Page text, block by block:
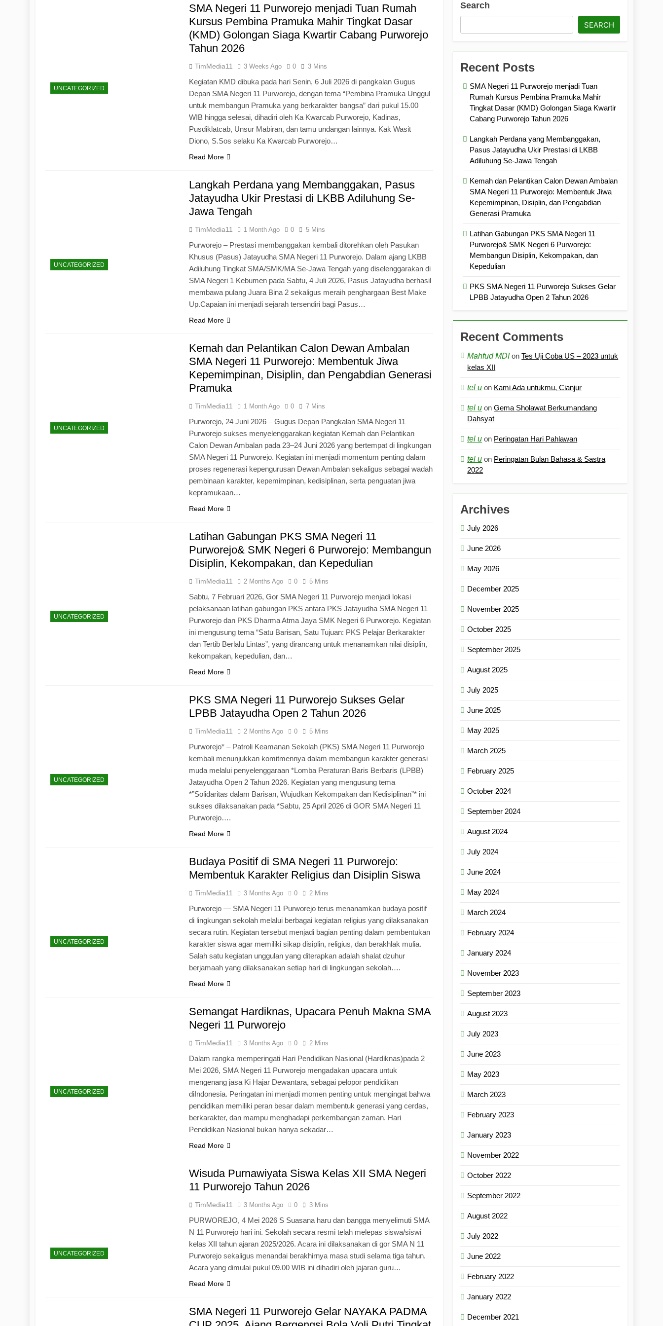
Pengabdian Generasi Pramuka
UNCATEGORIZED
SMA Negeri 11 Purworejo menjadi Tuan Rumah
Kursus Pembina Pramuka Mahir Tingkat Dasar
(KMD) Golongan Siaga Kwartir Cabang Purworejo
Tahun 2026
TimMedia11 3 Weeks Ago 0 3 Mins
Kegiatan KMD dibuka pada hari Senin, 6 Juli 2026 di pangkalan Gugus
Depan SMA Negeri 11 Purworejo, dengan tema “Pembina Pramuka Unggul
untuk membangun Pramuka yang berkarakter bangsa” dari pukul 15.00
WIB hingga selesai, dihadiri oleh Ka Kwarcab Purworejo, Kadinas,
Pusdiklatcab, Unsur Mabiran, dan tamu undangan lainnya. Kak Wasit
Diono, S.Sos selaku Ka Kwarcab Purworejo…
Read More
UNCATEGORIZED
Langkah Perdana yang Membanggakan, Pasus
Jatayudha Ukir Prestasi di LKBB Adiluhung Se-
Jawa Tengah
TimMedia11 1 Month Ago 0 5 Mins
Purworejo – Prestasi membanggakan kembali ditorehkan oleh Pasukan
Khusus (Pasus) Jatayudha SMA Negeri 11 Purworejo. Dalam ajang LKBB
Adiluhung Tingkat SMA/SMK/MA Se-Jawa Tengah yang diselenggarakan di
SMA Negeri 1 Kebumen pada Sabtu, 4 Juli 2026, Pasus Jatayudha berhasil
membawa pulang Juara Bina 2 sekaligus meraih penghargaan Best Make
Up.Capaian ini menjadi sejarah tersendiri bagi Pasus…
Read More
UNCATEGORIZED
Kemah dan Pelantikan Calon Dewan Ambalan
SMA Negeri 11 Purworejo: Membentuk Jiwa
Kepemimpinan, Disiplin, dan Pengabdian Generasi
Pramuka
TimMedia11 1 Month Ago 0 7 Mins
Purworejo, 24 Juni 2026 – Gugus Depan Pangkalan SMA Negeri 11
Purworejo sukses menyelenggarakan kegiatan Kemah dan Pelantikan
Calon Dewan Ambalan pada 23–24 Juni 2026 yang bertempat di lingkungan
SMA Negeri 11 Purworejo. Kegiatan ini menjadi momentum penting dalam
proses regenerasi kepengurusan Dewan Ambalan sekaligus sebagai wadah
pembinaan karakter, kepemimpinan, kedisiplinan, serta penguatan jiwa
kepramukaan…
Read More
UNCATEGORIZED
Latihan Gabungan PKS SMA Negeri 11
Purworejo& SMK Negeri 6 Purworejo: Membangun
Disiplin, Kekompakan, dan Kepedulian
TimMedia11 2 Months Ago 0 5 Mins
Sabtu, 7 Februari 2026, Gor SMA Negeri 11 Purworejo menjadi lokasi
pelaksanaan latihan gabungan PKS antara PKS Jatayudha SMA Negeri 11
Purworejo dan PKS Dharma Atma Jaya SMK Negeri 6 Purworejo. Kegiatan
ini mengusung tema “Satu Barisan, Satu Tujuan: PKS Pelajar Berkarakter
dan Tertib Berlalu Lintas”, yang dirancang untuk menanamkan nilai disiplin,
kekompakan, kepedulian, dan…
Read More
UNCATEGORIZED
PKS SMA Negeri 11 Purworejo Sukses Gelar
LPBB Jatayudha Open 2 Tahun 2026
TimMedia11 2 Months Ago 0 5 Mins
Purworejo* – Patroli Keamanan Sekolah (PKS) SMA Negeri 11 Purworejo
kembali menunjukkan komitmennya dalam membangun karakter generasi
muda melalui penyelenggaraan *Lomba Peraturan Baris Berbaris (LPBB)
Jatayudha Open 2 Tahun 2026. Kegiatan yang mengusung tema
*”Solidaritas dalam Barisan, Wujudkan Kekompakan dan Kedisiplinan”* ini
sukses dilaksanakan pada *Sabtu, 25 April 2026 di GOR SMA Negeri 11
Purworejo….
Read More
UNCATEGORIZED
Budaya Positif di SMA Negeri 11 Purworejo:
Membentuk Karakter Religius dan Disiplin Siswa
TimMedia11 3 Months Ago 0 2 Mins
Purworejo — SMA Negeri 11 Purworejo terus menanamkan budaya positif
di lingkungan sekolah melalui berbagai kegiatan religius yang dilaksanakan
secara rutin. Kegiatan tersebut menjadi bagian penting dalam pembentukan
karakter siswa agar memiliki sikap disiplin, religius, dan berakhlak mulia.
Salah satu kegiatan unggulan yang diterapkan adalah shalat dzuhur
berjamaah yang dilaksanakan setiap hari di lingkungan sekolah….
Read More
UNCATEGORIZED
Semangat Hardiknas, Upacara Penuh Makna SMA
Negeri 11 Purworejo
TimMedia11 3 Months Ago 0 2 Mins
Dalam rangka memperingati Hari Pendidikan Nasional (Hardiknas)pada 2
Mei 2026, SMA Negeri 11 Purworejo mengadakan upacara untuk
mengenang jasa Ki Hajar Dewantara, sebagai pelopor pendidikan
diIndonesia. Peringatan ini menjadi momen penting untuk mengingat bahwa
pendidikan memiliki peran besar dalam membentuk generasi yang cerdas,
berkarakter, dan mampu menghadapi perkembangan zaman. Hari
Pendidikan Nasional bukan hanya sekadar…
Read More
UNCATEGORIZED
Wisuda Purnawiyata Siswa Kelas XII SMA Negeri
11 Purworejo Tahun 2026
TimMedia11 3 Months Ago 0 3 Mins
PURWOREJO, 4 Mei 2026 S Suasana haru dan bangga menyelimuti SMA
N 11 Purworejo hari ini. Sekolah secara resmi telah melepas siswa/siswi
kelas XII tahun ajaran 2025/2026. Acara ini dilaksanakan di gor SMA N 11
Purworejo sekaligus menandai berakhirnya masa studi selama tiga tahun.
Acara yang dimulai pukul 09.00 WIB ini dihadiri oleh jajaran guru…
Read More
SMA Negeri 11 Purworejo Gelar NAYAKA PADMA
Search
SEARCH
Recent Posts
SMA Negeri 11 Purworejo menjadi Tuan
Rumah Kursus Pembina Pramuka Mahir
Tingkat Dasar (KMD) Golongan Siaga Kwartir
Cabang Purworejo Tahun 2026
Langkah Perdana yang Membanggakan,
Pasus Jatayudha Ukir Prestasi di LKBB
Adiluhung Se-Jawa Tengah
Kemah dan Pelantikan Calon Dewan Ambalan
SMA Negeri 11 Purworejo: Membentuk Jiwa
Kepemimpinan, Disiplin, dan Pengabdian
Generasi Pramuka
Latihan Gabungan PKS SMA Negeri 11
Purworejo& SMK Negeri 6 Purworejo:
Membangun Disiplin, Kekompakan, dan
Kepedulian
PKS SMA Negeri 11 Purworejo Sukses Gelar
LPBB Jatayudha Open 2 Tahun 2026
Recent Comments
Mahfud MDIonTes Uji Coba US – 2023 untuk
kelas XII
tel u on Kami Ada untukmu, Cianjur
tel u onGema Sholawat Berkumandang
Dahsyat
tel u on Peringatan Hari Pahlawan
tel u on Peringatan Bulan Bahasa & Sastra
2022
Archives
July 2026
June 2026
May 2026
December 2025
November 2025
October 2025
September 2025
August 2025
July 2025
June 2025
May 2025
March 2025
February 2025
October 2024
September 2024
August 2024
July 2024
June 2024
May 2024
March 2024
February 2024
January 2024
November 2023
September 2023
August 2023
July 2023
June 2023
May 2023
March 2023
February 2023
January 2023
November 2022
October 2022
September 2022
August 2022
July 2022
June 2022
February 2022
January 2022
December 2021